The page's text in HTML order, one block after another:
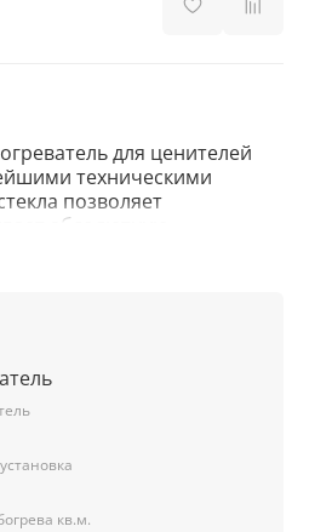
для ценителей
техническими
позволяет
абсолютную
комфорт при любой
Стильный и
полноцветным дисплеем
увидел его. Эффективен
кв.м.